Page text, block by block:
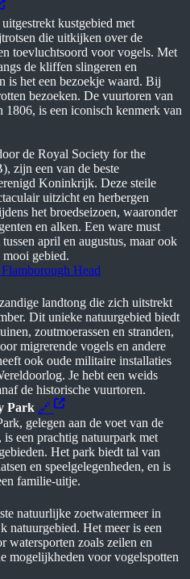
kustgebied met
die uitkijken over de
toevluchtsoord voor vogels. Met
de kliffen slingeren en
is het een bezoekje waard. Bij
bezoeken. De vuurtoren van
is een iconisch kenmerk van
de Royal Society for the
zijn een van de beste
Koninkrijk. Deze steile
uitzicht en herbergen
het broedseizoen, waaronder
en alken. Een ware must
april en augustus, maar ook
mooi gebied.
Head
landtong die zich uitstrekt
Dit unieke natuurgebied biedt
zoutmoerassen en stranden,
migrerende vogels en andere
ook oude militaire installaties
Je hebt een weids
de historische vuurtoren.
Park 🔗
gelegen aan de voet van de
een prachtig natuurpark met
Het park biedt tal van
en speelgelegenheden, en is
familie-uitje.
natuurlijke zoetwatermeer in
natuurgebied. Het meer is een
watersporten zoals zeilen en
mogelijkheden voor vogelspotten